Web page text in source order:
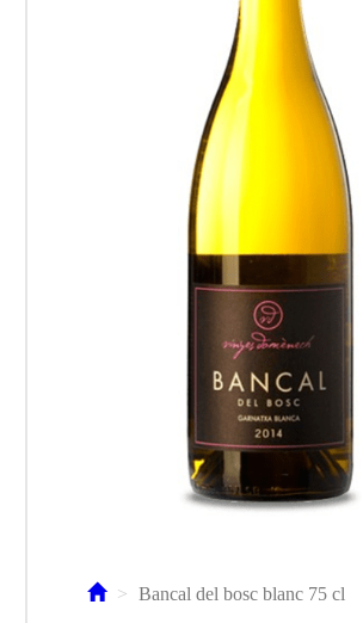
Bancal del bosc blanc 75 cl